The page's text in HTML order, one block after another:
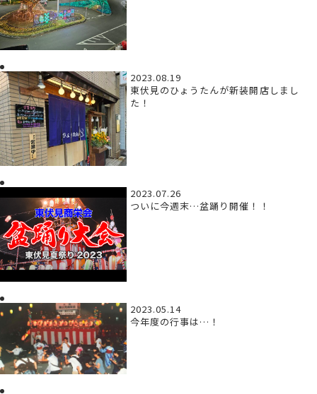
2023.08.19
東伏見のひょうたんが新装開店しまし
た！
2023.07.26
ついに今週末…盆踊り開催！！
2023.05.14
今年度の行事は…！